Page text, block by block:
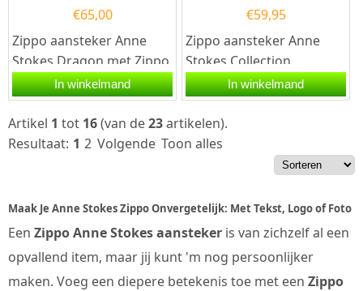
€65,00
Zippo aansteker Anne
Stokes Dragon met Zippo
code 60.003.586.Een
Zippo aansteker is een...
In winkelmand
€59,95
Zippo aansteker Anne
Stokes Collection
60.000.450. Deze Zippo
aansteker heeft een mat
zwarte...
In winkelmand
Artikel 1 tot 16(van de23artikelen).
Resultaat: 1 2 Volgende Toon alles
Maak Je Anne Stokes Zippo Onvergetelijk: Met Tekst, Logo of Foto
Een Zippo Anne Stokes aansteker is van zichzelf al een
opvallend item, maar jij kunt 'm nog persoonlijker
maken. Voeg een diepere betekenis toe met een Zippo